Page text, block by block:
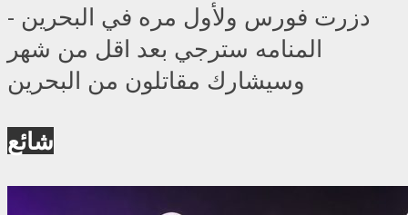
دزرت فورس ولأول مره في البحرين -
المنامه سترجي بعد اقل من شهر
وسيشارك مقاتلون من البحرين
شائع